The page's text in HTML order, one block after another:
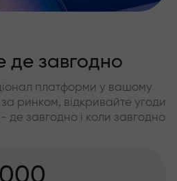
де завгодно
платформи у вашому
ринком, відкривайте угоди
де завгодно і коли завгодно